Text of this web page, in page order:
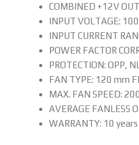
COMBINED +12V
INPUT VOLTAGE:
INPUT CURRENT
POWER FACTOR
PROTECTION: OPP,
FAN TYPE: 120 mm
MAX. FAN SPEED:
AVERAGE FANLESS
WARRANTY: 10 years